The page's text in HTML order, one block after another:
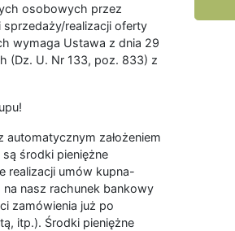
osobowych przez
sprzedaży/realizacji oferty
wymaga Ustawa z dnia 29
(Dz. U. Nr 133, poz. 833) z
automatycznym założeniem
środki pieniężne
realizacji umów kupna-
nasz rachunek bankowy
zamówienia już po
itp.). Środki pieniężne